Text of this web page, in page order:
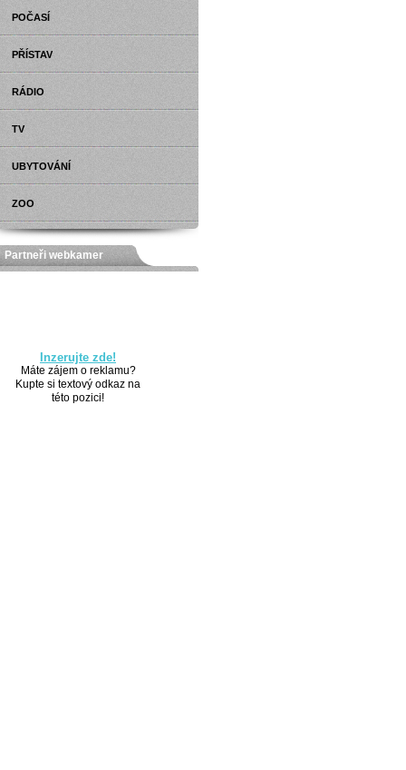
POČASÍ
PŘÍSTAV
RÁDIO
TV
UBYTOVÁNÍ
ZOO
Partneři webkamer
Inzerujte zde!
Máte zájem o reklamu?
Kupte si textový odkaz na
této pozici!